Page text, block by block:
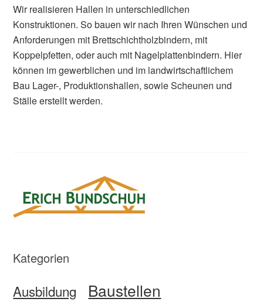
Wir realisieren Hallen in unterschiedlichen
Konstruktionen. So bauen wir nach Ihren Wünschen und
Anforderungen mit Brettschichtholzbindern, mit
Koppelpfetten, oder auch mit Nagelplattenbindern. Hier
können im gewerblichen und im landwirtschaftlichem
Bau Lager-, Produktionshallen, sowie Scheunen und
Ställe erstellt werden.
Kategorien
Ausbildung Baustellen